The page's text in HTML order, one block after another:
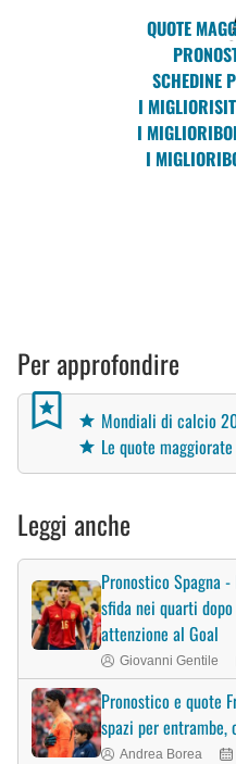
QUOTE
SCHEDINE
I MIGLIORI
I MIGLIORI
I MIGLIORI
Per approfondire
Mondiali di calcio
Le quote
Leggi anche
Pronostico Spagna
sfida nei quarti
attenzione al Goal
Giovanni Gentile
Pronostico e quote
spazi per
Andrea Borea